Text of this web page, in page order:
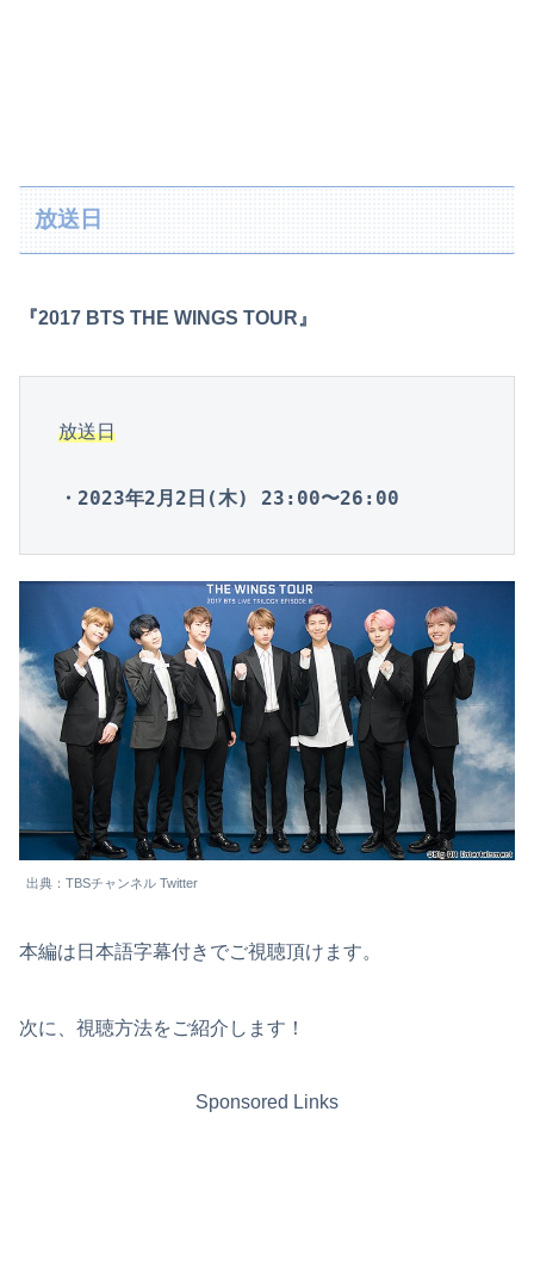
放送日
『2017 BTS THE WINGS TOUR』
放送日
・2023年2月2日(木) 23:00〜26:00
出典：TBSチャンネル Twitter
本編は日本語字幕付きでご視聴頂けます。
次に、視聴方法をご紹介します！
Sponsored Links